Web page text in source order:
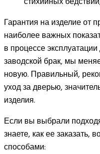
Гарантия на изделие от
наиболее важных
в процессе
заводской брак, мы
новую. Правильный,
уход за дверью,
изделия.
Если вы выбрали
знаете, как ее заказать,
способами: